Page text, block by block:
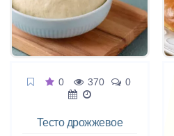
0 370 0
Тесто дрожжевое